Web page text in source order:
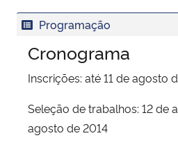
Programação
Cronograma
Inscrições: até 11 de agosto
Seleção de trabalhos: 12 de
agosto de 2014